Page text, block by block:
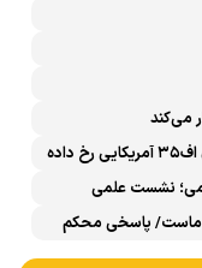
می‌کند
از سال ۲۰۱۸ تاکنون، ۱۴ حادثه برای جنگنده‌های اف۳۵ آمریکایی رخ داده
نشست علمی
خامنه‌ای» برگزار
ماست/ پاسخی محکم